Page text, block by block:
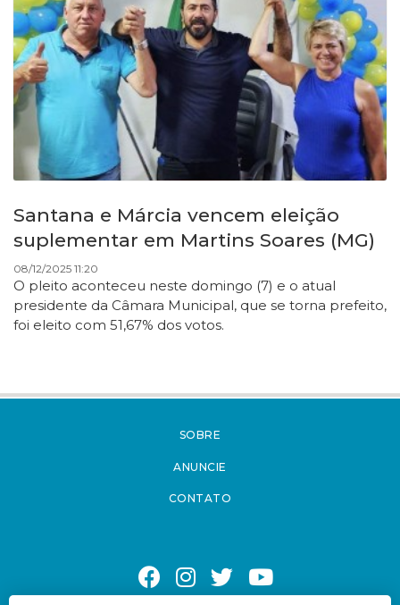
Santana e Márcia vencem eleição
suplementar em Martins Soares (MG)
08/12/2025 11:20
O pleito aconteceu neste domingo (7) e o atual
presidente da Câmara Municipal, que se torna prefeito,
foi eleito com 51,67% dos votos.
SOBRE
ANUNCIE
CONTATO